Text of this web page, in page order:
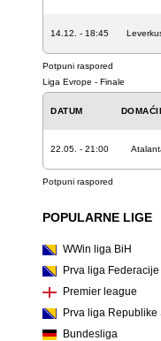
14.12. - 18:45
Potpuni raspored
Liga Evrope - Finale
DATUM
22.05. - 21:00
Potpuni raspored
POPULARNE LIGE
WWin liga BiH
Prva liga Federacije
Premier league
Prva liga Republike
Bundesliga